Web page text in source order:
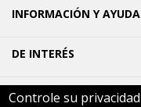
INFORMACIÓN Y AYUDA
DE INTERÉS
Controle su privacidad